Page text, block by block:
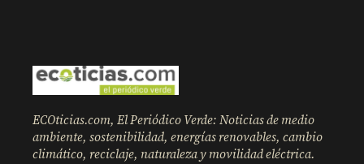
ECOticias.com, El Periódico Verde: Noticias de medio
ambiente, sostenibilidad, energías renovables, cambio
climático, reciclaje, naturaleza y movilidad eléctrica.